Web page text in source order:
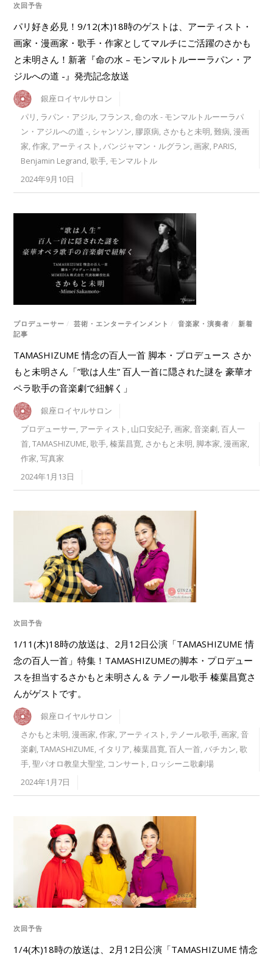
次回予告
パリ好き必見！9/12(木)18時のゲストは、アーティスト・
画家・漫画家・歌手・作家としてマルチにご活躍のさかも
と未明さん！新著『命の水 – モンマルトルーーラパン・ア
ジルへの道 -』発売記念放送
銀座ロイヤルサロン
パリ , ラパン・アジル, フランス,命の水 - モンマルトルーーラパ
ン・アジルへの道 -, シャンソン,膠原病, さかもと未明,難病,漫画
家,作家, アーティスト ,バンジャマン・ルグラン,画家, PARIS,
Benjamin Legrand,歌手, モンマルトル
2024年9月10日
プロデューサー / 芸術・エンターテインメント / 音楽家・演奏者 / 新着
記事
TAMASHIZUME 情念の百人一首 脚本・プロデュース さか
もと未明さん「”歌は人生” 百人一首に隠された謎を 豪華オ
ペラ歌手の音楽劇で紐解く」
銀座ロイヤルサロン
プロデューサー, アーティスト , 山口安紀子,画家,音楽劇,百人一
首,TAMASHIZUME,歌手,榛葉昌寛, さかもと未明, 脚本家,漫画家,
作家,写真家
2024年1月13日
次回予告
1/11(木)18時の放送は、2月12日公演「TAMASHIZUME 情
念の百人一首」特集！TAMASHIZUMEの脚本・プロデュー
スを担当するさかもと未明さん＆ テノール歌手 榛葉昌寛さ
んがゲストです。
銀座ロイヤルサロン
さかもと未明,漫画家,作家, アーティスト , テノール歌手,画家,音
楽劇,TAMASHIZUME, イタリア,榛葉昌寛,百人一首,バチカン,歌
手,聖パオロ教皇大聖堂, コンサート , ロッシーニ歌劇場
2024年1月7日
次回予告
1/4(木)18時の放送は、2月12日公演「TAMASHIZUME 情念